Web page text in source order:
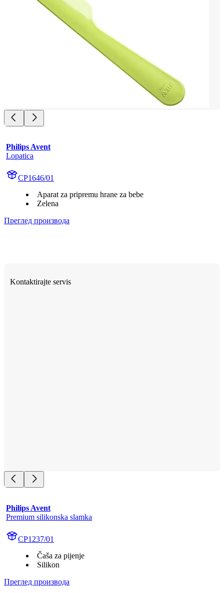
Philips Avent
Lopatica
CP1646/01
Aparat za pripremu hrane za bebe
Zelena
Преглед производа
Kontaktirajte servis
Philips Avent
Premium silikonska slamka
CP1237/01
Čaša za pijenje
Silikon
Преглед производа